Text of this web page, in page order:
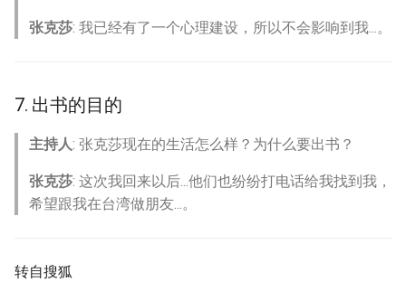
张克莎: 我已经有了一个心理建设，所以不会影响到我...。
7. 出书的目的
主持人: 张克莎现在的生活怎么样？为什么要出书？
张克莎: 这次我回来以后...他们也纷纷打电话给我找到我，
希望跟我在台湾做朋友...。
转自搜狐